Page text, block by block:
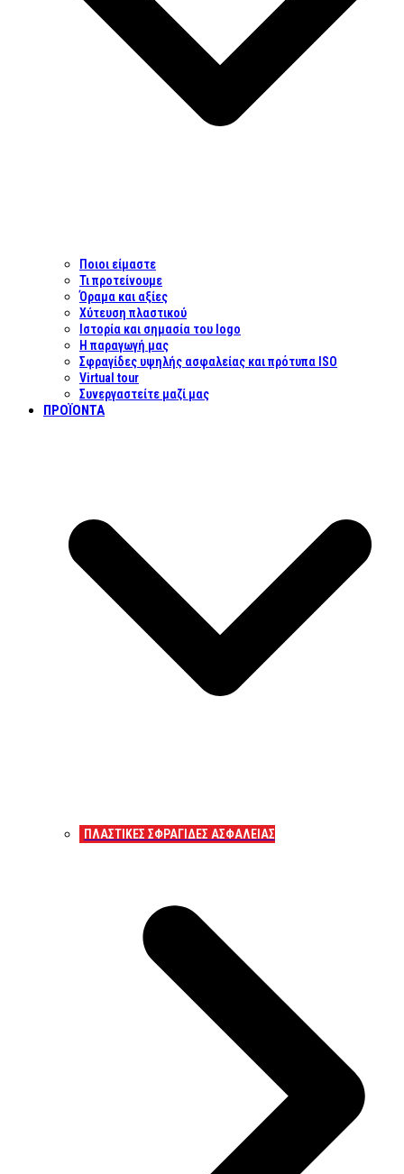
Ποιοι είμαστε
Τι προτείνουμε
Όραμα και αξίες
Χύτευση πλαστικού
Ιστορία και σημασία του logo
Η παραγωγή μας
Σφραγίδες υψηλής ασφαλείας και πρότυπα ISO
Virtual tour
Συνεργαστείτε μαζί μας
ΠΡΟΪΌΝΤΑ
ΠΛΑΣΤΙΚΕΣ ΣΦΡΑΓΙΔΕΣ ΑΣΦΑΛΕΙΑΣ